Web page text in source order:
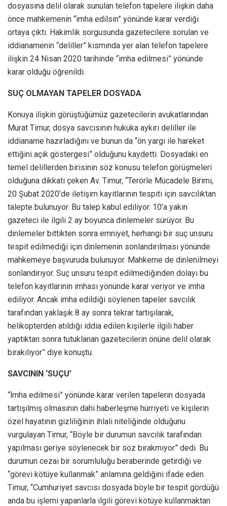
dosyasına delil olarak sunulan telefon tapelere ilişkin daha
önce mahkemenin “imha edilsin” yönünde karar verdiği
ortaya çıktı. Hakimlik sorgusunda gazetecilere sorulan ve
iddianamenin “deliller” kısmında yer alan telefon tapelere
ilişkin 24 Nisan 2020 tarihinde “imha edilmesi” yönünde
karar olduğu öğrenildi.
SUÇ OLMAYAN TAPELER DOSYADA
Konuya ilişkin görüştüğümüz gazetecilerin avukatlarından
Murat Timur, dosya savcısının hukuka aykırı deliller ile
iddianame hazırladığını ve bunun da “ön yargı ile hareket
ettiğini açık göstergesi” olduğunu kaydetti. Dosyadaki en
temel delillerden birisinin söz konusu telefon görüşmeleri
olduğuna dikkati çeken Av. Timur, “Terörle Mücadele Birimi,
20 Şubat 2020’de iletişim kayıtlarının tespiti için savcılıktan
talepte bulunuyor. Bu talep kabul ediliyor. 10’a yakın
gazeteci ile ilgili 2 ay boyunca dinlemeler sürüyor. Bu
dinlemeler bittikten sonra emniyet, herhangi bir suç unsuru
tespit edilmediği için dinlemenin sonlandırılması yönünde
mahkemeye başvuruda bulunuyor. Mahkeme de dinlenilmeyi
sonlandırıyor. Suç unsuru tespit edilmediğinden dolayı bu
telefon kayıtlarının imhası yönünde karar veriyor ve imha
ediliyor. Ancak imha edildiği söylenen tapeler savcılık
tarafından yaklaşık 8 ay sonra tekrar tartışılarak,
helikopterden atıldığı iddia edilen kişilerle ilgili haber
yaptıktan sonra tutuklanan gazetecilerin önüne delil olarak
bırakılıyor” diye konuştu.
SAVCININ ‘SUÇU’
“İmha edilmesi” yönünde karar verilen tapelerin dosyada
tartışılmış olmasının dahi haberleşme hürriyeti ve kişilerin
özel hayatının gizliliğinin ihlali niteliğinde olduğunu
vurgulayan Timur, “Böyle bir durumun savcılık tarafından
yapılması geriye söylenecek bir söz bırakmıyor” dedi. Bu
durumun cezai bir sorumluluğu beraberinde getirdiği ve
“görevi kötüye kullanmak” anlamına geldiğini ifade eden
Timur, “Cumhuriyet savcısı dosyada böyle bir tespit gördüğü
anda bu işlemi yapanlarla ilgili görevi kötüye kullanmaktan